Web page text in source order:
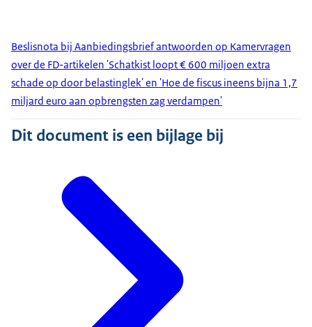
Beslisnota bij Aanbiedingsbrief antwoorden op Kamervragen
over de FD-artikelen 'Schatkist loopt € 600 miljoen extra
schade op door belastinglek' en 'Hoe de fiscus ineens bijna 1,7
miljard euro aan opbrengsten zag verdampen'
Dit document is een bijlage bij